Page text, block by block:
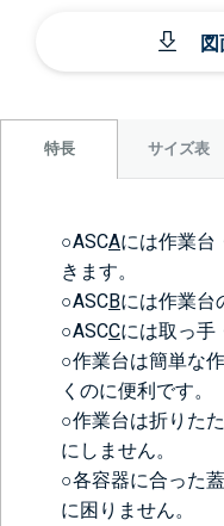
特長 サイズ表
○ASCAには作業台
きます。
○ASCBには作業台
○ASCCには取っ手
○作業台は簡単な
くのに便利です。
○作業台は折りた
にしません。
○各容器に合った
に困りません。